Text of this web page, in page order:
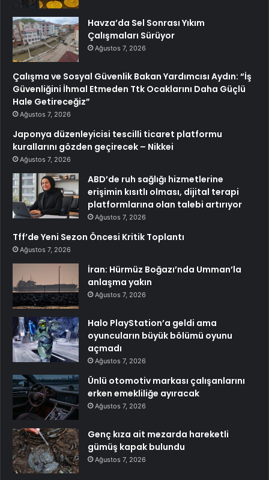
Havza’da Sel Sonrası Yıkım
Çalışmaları Sürüyor
Ağustos 7, 2026
Çalışma ve Sosyal Güvenlik Bakan Yardımcısı Aydın: “İş
Güvenliğini İhmal Etmeden Ttk Ocaklarını Daha Güçlü
Hale Getireceğiz”
Ağustos 7, 2026
Japonya düzenleyicisi tescilli ticaret platformu
kurallarını gözden geçirecek – Nikkei
Ağustos 7, 2026
ABD’de ruh sağlığı hizmetlerine
erişimin kısıtlı olması, dijital terapi
platformlarına olan talebi artırıyor
Ağustos 7, 2026
Tff’de Yeni Sezon Öncesi Kritik Toplantı
Ağustos 7, 2026
İran: Hürmüz Boğazı’nda Umman’la
anlaşma yakın
Ağustos 7, 2026
Halo PlayStation’a geldi ama
oyuncuların büyük bölümü oyunu
açmadı
Ağustos 7, 2026
Ünlü otomotiv markası çalışanlarını
erken emekliliğe ayıracak
Ağustos 7, 2026
Genç kıza ait mezarda hareketli
gümüş kapak bulundu
Ağustos 7, 2026